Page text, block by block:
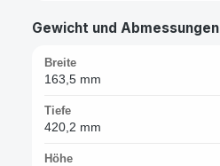
Gewicht und Abmessungen
Breite
163,5 mm
Tiefe
420,2 mm
Höhe